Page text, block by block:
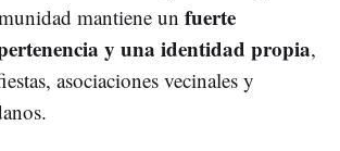
mantiene un fuerte
y una identidad propia,
asociaciones vecinales y